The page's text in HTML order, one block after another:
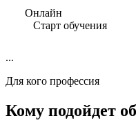
Онлайн
Старт обучения
...
Для кого профессия
Кому подойдет